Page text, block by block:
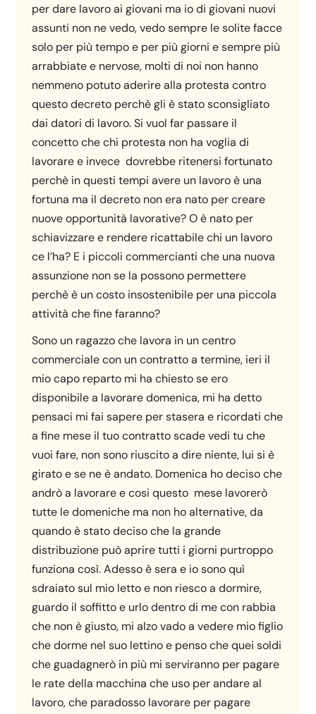
per dare lavoro ai giovani ma io di giovani nuovi
assunti non ne vedo, vedo sempre le solite facce
solo per più tempo e per più giorni e sempre più
arrabbiate e nervose, molti di noi non hanno
nemmeno potuto aderire alla protesta contro
questo decreto perchè gli è stato sconsigliato
dai datori di lavoro. Si vuol far passare il
concetto che chi protesta non ha voglia di
lavorare e invece dovrebbe ritenersi fortunato
perchè in questi tempi avere un lavoro è una
fortuna ma il decreto non era nato per creare
nuove opportunità lavorative? O è nato per
schiavizzare e rendere ricattabile chi un lavoro
ce l’ha? E i piccoli commercianti che una nuova
assunzione non se la possono permettere
perchè è un costo insostenibile per una piccola
attività che fine faranno?
Sono un ragazzo che lavora in un centro
commerciale con un contratto a termine, ieri il
mio capo reparto mi ha chiesto se ero
disponibile a lavorare domenica, mi ha detto
pensaci mi fai sapere per stasera e ricordati che
a fine mese il tuo contratto scade vedi tu che
vuoi fare, non sono riuscito a dire niente, lui si è
girato e se ne è andato. Domenica ho deciso che
andrò a lavorare e cosi questo mese lavorerò
tutte le domeniche ma non ho alternative, da
quando è stato deciso che la grande
distribuzione può aprire tutti i giorni purtroppo
funziona così. Adesso è sera e io sono quì
sdraiato sul mio letto e non riesco a dormire,
guardo il soffitto e urlo dentro di me con rabbia
che non è giusto, mi alzo vado a vedere mio figlio
che dorme nel suo lettino e penso che quei soldi
che guadagnerò in più mi serviranno per pagare
le rate della macchina che uso per andare al
lavoro, che paradosso lavorare per pagare